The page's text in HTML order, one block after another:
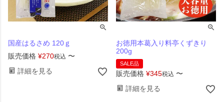
国産はるさめ 120ｇ
販売価格 ¥270税込 〜
詳細を見る
お徳用本葛入り料亭くずきり
200g
SALE品
販売価格 ¥345税込 〜
詳細を見る